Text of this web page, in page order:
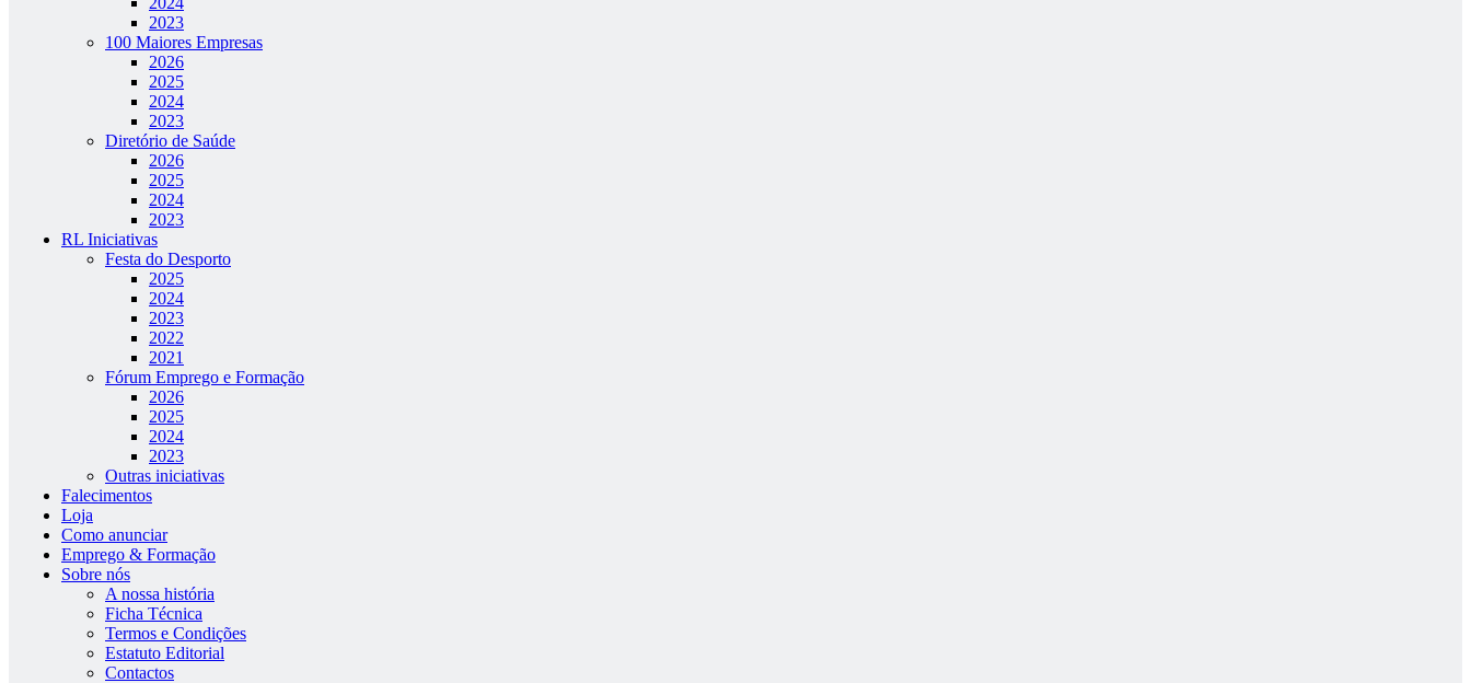
2023
100 Maiores Empresas
2026
2025
2024
2023
Diretório de Saúde
2026
2025
2024
2023
RL Iniciativas
Festa do Desporto
2025
2024
2023
2022
2021
Fórum Emprego e Formação
2026
2025
2024
2023
Outras iniciativas
Falecimentos
Loja
Como anunciar
Emprego & Formação
Sobre nós
A nossa história
Ficha Técnica
Termos e Condições
Estatuto Editorial
Contactos